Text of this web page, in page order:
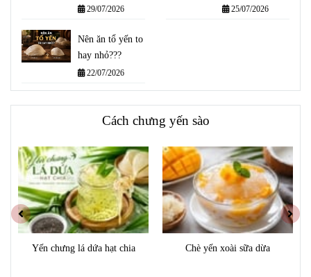
HẠ THẢO -
NÀO ĐỂ ĐẠT
HIỆU QUẢ
TỐT NHẤT
29/07/2026 25/07/2026
Nên ăn tổ yến to
hay nhỏ???
22/07/2026
Cách chưng yến sào
Yến chưng lá dứa hạt chia Chè yến xoài sữa dừa